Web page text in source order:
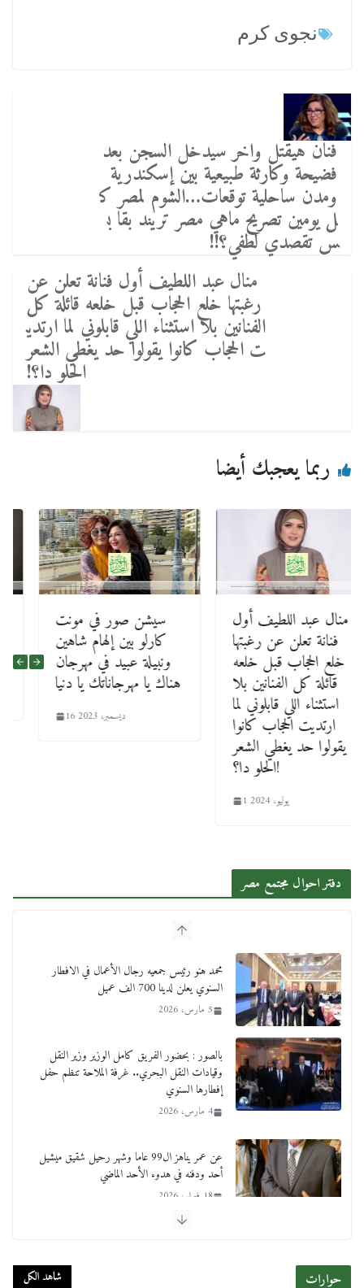
نجوى كرم
فنان هيقتل واخر سيدخل السجن بعد
فضيحة وكارثة طبيعية بين إسكندرية
ومدن ساحلية توقعات…الشوم لمصر ك
ل يومين تصريح ماهي مصر تريند بقا ب
س تقصدي لطفي؟!!
منال عبد اللطيف أول فنانة تعلن عن
رغبتها خلع الحجاب قبل خلعه قائلة كل
الفنانين بلا استثناء اللي قابلوني لما ارتدي
ت الحجاب كانوا يقولوا حد يغطي الشعر
الحلو دا؟!
ربما يعجبك أيضا
سيشن صور في مونت
كارلو بين إلهام شاهين
ونبيلة عبيد في مهرجان
هناك يا مهرجاناتك يا دنيا
16 ديسمبر، 2023
منال عبد اللطيف أول
فنانة تعلن عن رغبتها
خلع الحجاب قبل خلعه
قائلة كل الفنانين بلا
استثناء اللي قابلوني لما
ارتديت الحجاب كانوا
يقولوا حد يغطي الشعر
الحلو دا؟!
1 يوليو، 2024
دفتر احوال مجتمع مصر
محمد هنو رئيس جمعيه رجال الأعمال في الافطار
السنوي يعلن لدينا 700 الف عميل
5 مارس، 2026
بالصور : بحضور الفريق كامل الوزير وزير النقل
وقيادات النقل البحري.. غرفة الملاحة تنظم حفل
إفطارها السنوي
4 مارس، 2026
عن عمر يناهز ال99 عاما وشهر رحيل شقيق ميشيل
أحد ودفنه في هدوء الأحد الماضي
18 فبراير، 2026
حوارات شاهد الكل